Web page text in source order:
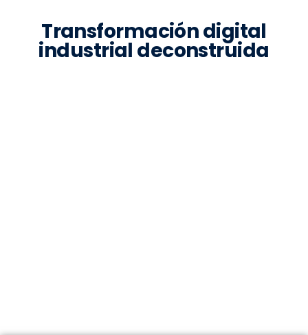
Transformación digital
industrial deconstruida